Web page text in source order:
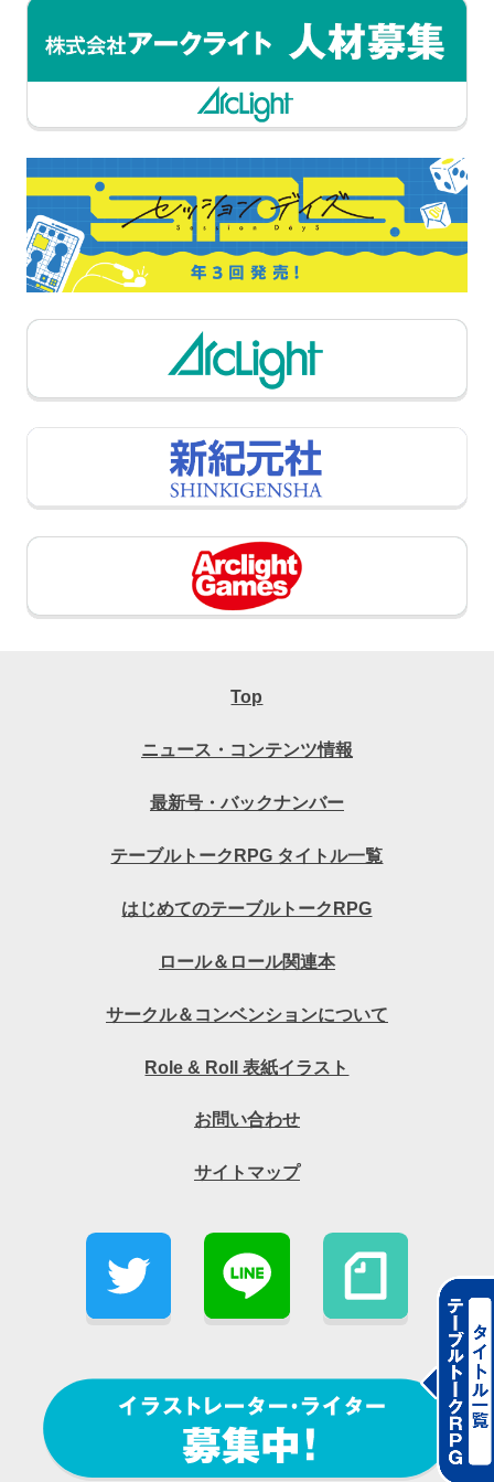
Top
ニュース・コンテンツ情報
最新号・バックナンバー
テーブルトークRPG タイトル一覧
はじめてのテーブルトークRPG
ロール＆ロール関連本
サークル＆コンベンションについて
Role & Roll 表紙イラスト
お問い合わせ
サイトマップ